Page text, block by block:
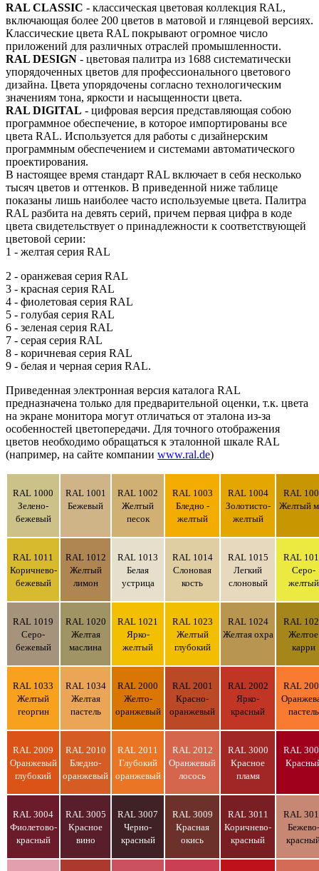
RAL CLASSIC - классическая цветовая коллекция RAL,
включающая более 200 цветов в матовой и глянцевой версиях.
Классические цвета RAL покрывают огромное число
приложений для различных отраслей промышленности.
RAL DESIGN - цветовая палитра из 1688 систематически
упорядоченных цветов для профессионального цветового
дизайна. Цвета упорядочены согласно технологическим
значениям тона, яркости и насыщенности цвета.
RAL DIGITAL - цифровая версия представляющая собою
программное обеспечение, в которое импортированы все
цвета RAL. Используется для работы с дизайнерским
программным обеспечением и системами автоматического
проектирования.
В настоящее время стандарт RAL включает в себя несколько
тысяч цветов и оттенков. В приведенной ниже таблице
показаны лишь наиболее часто используемые цвета. Палитра
RAL разбита на девять серий, причем первая цифра в коде
цвета свидетельствует о принадлежности к соответствующей
цветовой серии:
1 - желтая серия RAL
2 - оранжевая серия RAL
3 - красная серия RAL
4 - фиолетовая серия RAL
5 - голубая серия RAL
6 - зеленая серия RAL
7 - серая серия RAL
8 - коричневая серия RAL
9 - белая и черная серия RAL.
Приведенная электронная версия каталога RAL
предназначена только для предварительной оценки, т.к. цвета
на экране монитора могут отличаться от эталона из-за
особенностей цветопередачи. Для точного отображения
цветов необходимо обращаться к эталонной шкале RAL
(например, на сайте компании www.ral.de)
RAL 1000
Зелено-
бежевый
RAL 1001
Бежевый
RAL 1002
Желтый
песок
RAL 1003
Бледно -
желтый
RAL 1004
Золотисто-
желтый
RAL
Желтый
RAL 1011
Коричнево-
бежевый
RAL 1012
Желтый
лимон
RAL 1013
Белая
устрица
RAL 1014
Слоновая
кость
RAL 1015
Легкий
слоновый
RAL
Серо-
желтый
RAL 1019
Серо-
бежевый
RAL 1020
Желтая
маслина
RAL 1021
Ярко-
желтый
RAL 1023
Желтый
глубокий
RAL 1024
Желтая охра
RAL
Желтое
карри
RAL 1033
Желтый
георгин
RAL 1034
Желтая
пастель
RAL 2000
Желто-
оранжевый
RAL 2001
Красно-
оранжевый
RAL 2002
Ярко-
красный
RAL
пастель
RAL 2009
Оранжевый
глубокий
RAL 2010
Бледно-
оранжевый
RAL 2011
Глубокий
оранжевый
RAL 2012
Оранжевый
лосось
RAL 3000
Красное
пламя
RAL
RAL 3004
Фиолетово-
красный
RAL 3005
Красное
вино
RAL 3007
Черно-
красный
RAL 3009
Красная
окись
RAL 3011
Коричнево-
красный
RAL
Бежево-